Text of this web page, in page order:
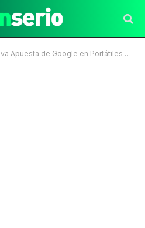
de Google en Portátiles con IA y Android